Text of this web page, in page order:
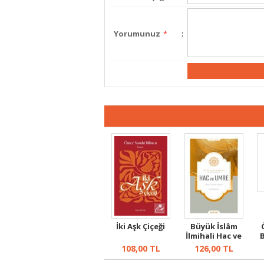
Yorumunuz * :
İki Aşk Çiçeği
108,00TL
Büyük İslâm
İlmihali Hac ve
Umre
126,00TL